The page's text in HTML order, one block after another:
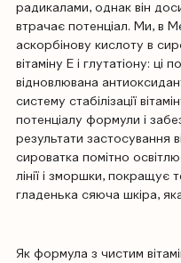
радикалами, однак він
втрачає потенціал. Ми, в
аскорбінову кислоту в
вітаміну Е і глутатіону: ці
відновлювана
систему стабілізації
потенціалу формули і
результати застосування
сироватка помітно
лінії і зморшки, покращує
гладенька сяюча шкіра,
Як формула з чистим